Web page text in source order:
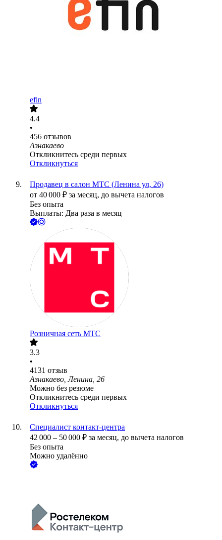
efin
4.4
•
456 отзывов
Азнакаево
Откликнитесь среди первых
Откликнуться
Продавец в салон МТС (Ленина ул, 26)
от 40 000 ₽ за месяц, до вычета налогов
Без опыта
Выплаты: Два раза в месяц
Розничная сеть МТС
3.3
•
4131 отзыв
Азнакаево, Ленина, 26
Можно без резюме
Откликнитесь среди первых
Откликнуться
Специалист контакт-центра
42 000 – 50 000 ₽ за месяц, до вычета налогов
Без опыта
Можно удалённо